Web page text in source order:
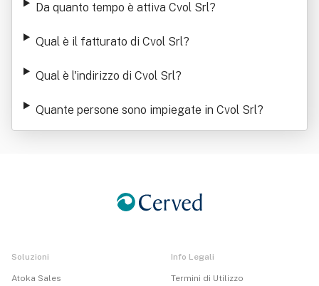
Da quanto tempo è attiva Cvol Srl?
Qual è il fatturato di Cvol Srl?
Qual è l'indirizzo di Cvol Srl?
Quante persone sono impiegate in Cvol Srl?
Soluzioni
Atoka Sales
Info Legali
Termini di Utilizzo